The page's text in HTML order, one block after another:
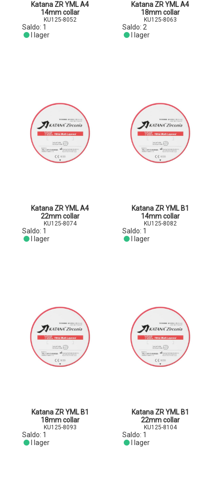
Katana ZR YML A4
14mm collar
KU125-8052
Saldo: 1
I lager
Katana ZR YML A4
18mm collar
KU125-8063
Saldo: 2
I lager
Katana ZR YML A4
22mm collar
KU125-8074
Saldo: 1
I lager
Katana ZR YML B1
14mm collar
KU125-8082
Saldo: 1
I lager
Katana ZR YML B1
18mm collar
KU125-8093
Saldo: 1
I lager
Katana ZR YML B1
22mm collar
KU125-8104
Saldo: 1
I lager